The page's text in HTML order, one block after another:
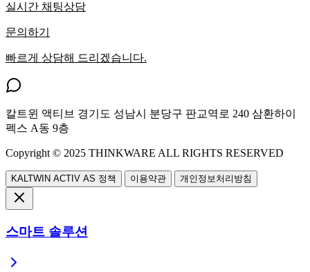
실시간 채팅상담
문의하기
빠르게 상담해 드리겠습니다.
칼트윈 액티브 경기도 성남시 분당구 판교역로 240 삼환하이
펙스 A동 9층
Copyright © 2025 THINKWARE ALL RIGHTS RESERVED
KALTWIN ACTIV AS 정책 이용약관 개인정보처리방침
스마트 솔루션